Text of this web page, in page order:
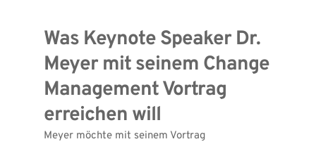
Was Keynote Speaker Dr.
Meyer mit seinem Change
Management Vortrag
erreichen will
Meyer möchte mit seinem Vortrag